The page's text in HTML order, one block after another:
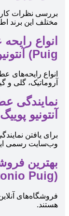
بررسی نظرات
مختلف این برند
Puig) آنتونیو پوییگ
انواع رایحه‌های
آروماتیک، گلی و
آنتونیو پوییگ
برای یافتن
وب‌سایت رسمی
بهترین
(Antonio Puig) آنتونیو پوییگ
فروشگاه‌های
هستند.